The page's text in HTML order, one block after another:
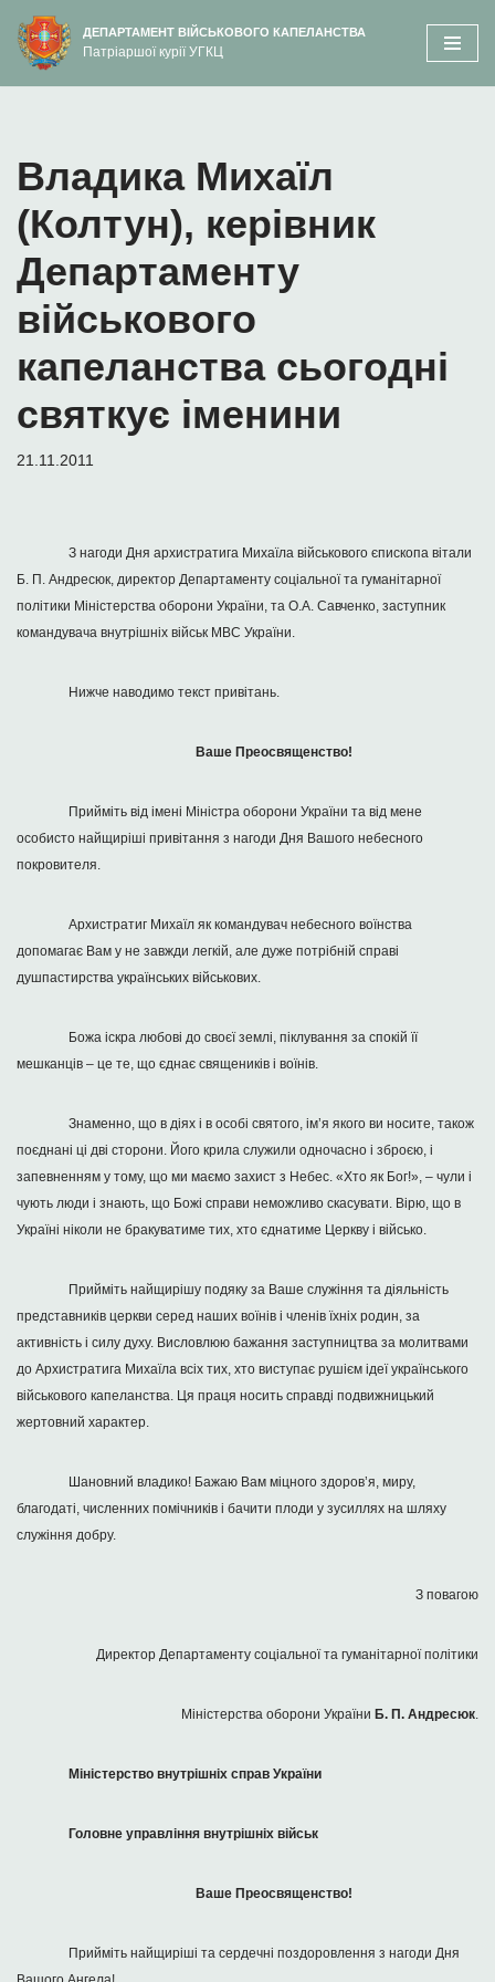
вмісту
Перейти
до
ДЕПАРТАМЕНТ ВІЙСЬКОВОГО КАПЕЛАНСТВА
Патріаршої курії УГКЦ
Владика Михаїл
(Колтун), керівник
Департаменту
військового
капеланства сьогодні
святкує іменини
21.11.2011
З нагоди Дня архистратига Михаїла військового єпископа вітали
Б. П. Андресюк, директор Департаменту соціальної та гуманітарної
політики Міністерства оборони України, та О.А. Савченко, заступник
командувача внутрішніх військ МВС України.
Нижче наводимо текст привітань.
Ваше Преосвященство!
Прийміть від імені Міністра оборони України та від мене
особисто найщиріші привітання з нагоди Дня Вашого небесного
покровителя.
Архистратиг Михаїл як командувач небесного воїнства
допомагає Вам у не завжди легкій, але дуже потрібній справі
душпастирства українських військових.
Божа іскра любові до своєї землі, піклування за спокій її
мешканців – це те, що єднає священиків і воїнів.
Знаменно, що в діях і в особі святого, ім’я якого ви носите, також
поєднані ці дві сторони. Його крила служили одночасно і зброєю, і
запевненням у тому, що ми маємо захист з Небес. «Хто як Бог!», – чули і
чують люди і знають, що Божі справи неможливо скасувати. Вірю, що в
Україні ніколи не бракуватиме тих, хто єднатиме Церкву і військо.
Прийміть найщирішу подяку за Ваше служіння та діяльність
представників церкви серед наших воїнів і членів їхніх родин, за
активність і силу духу. Висловлюю бажання заступництва за молитвами
до Архистратига Михаїла всіх тих, хто виступає рушієм ідеї українського
військового капеланства. Ця праця носить справді подвижницький
жертовний характер.
Шановний владико! Бажаю Вам міцного здоров’я, миру,
благодаті, численних помічників і бачити плоди у зусиллях на шляху
служіння добру.
З повагою
Директор Департаменту соціальної та гуманітарної політики
Міністерства оборони України Б. П. Андресюк.
Міністерство внутрішніх справ України
Головне управління внутрішніх військ
Ваше Преосвященство!
Прийміть найщиріші та сердечні поздоровлення з нагоди Дня